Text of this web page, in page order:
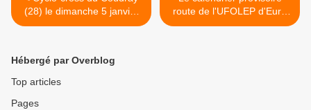
(28) le dimanche 5 janvier
2020
route de l'UFOLEP d'Eure
et Loir pour l'année 2020 >
Hébergé par Overblog
Top articles
Pages